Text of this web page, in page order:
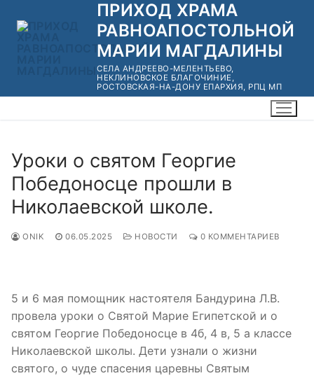
ПРИХОД ХРАМА
РАВНОАПОСТОЛЬНОЙ
МАРИИ МАГДАЛИНЫ
СЕЛА АНДРЕЕВО-МЕЛЕНТЬЕВО,
НЕКЛИНОВСКОЕ БЛАГОЧИНИЕ,
РОСТОВСКАЯ-НА-ДОНУ ЕПАРХИЯ, РПЦ МП
Уроки о святом Георгие
Победоносце прошли в
Николаевской школе.
ONIK 06.05.2025 НОВОСТИ 0 КОММЕНТАРИЕВ
5 и 6 мая помощник настоятеля Бандурина Л.В.
провела уроки о Святой Марие Египетской и о
святом Георгие Победоносце в 4б, 4 в, 5 а классе
Николаевской школы. Дети узнали о жизни
святого, о чуде спасения царевны Святым